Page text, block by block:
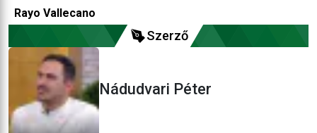
Rayo Vallecano
Szerző
Nádudvari Péter